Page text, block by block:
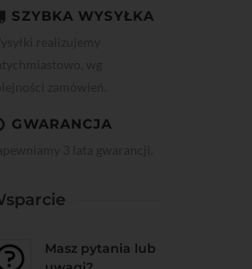
SZYBKA WYSYŁKA
GWARANCJA
Masz pytania lub